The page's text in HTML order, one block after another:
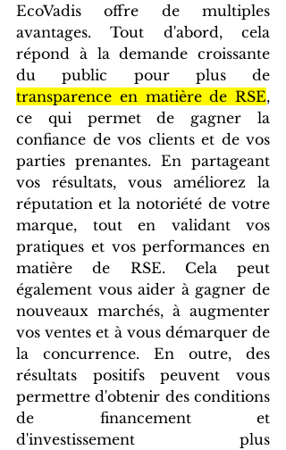
EcoVadis offre de multiples
avantages. Tout d'abord, cela
répond à la demande croissante
transparence en matière de RSE,
ce qui permet de gagner la
confiance de vos clients et de vos
parties prenantes. En partageant
vos résultats, vous améliorez la
réputation et la notoriété de votre
marque, tout en validant vos
pratiques et vos performances en
matière de RSE. Cela peut
également vous aider à gagner de
nouveaux marchés, à augmenter
vos ventes et à vous démarquer de
la concurrence. En outre, des
résultats positifs peuvent vous
permettre d'obtenir des conditions
de financement et
d'investissement plus